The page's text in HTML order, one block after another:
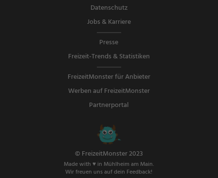
Datenschutz
Jobs & Karriere
Presse
Freizeit-Trends & Statistiken
FreizeitMonster für Anbieter
Werben auf FreizeitMonster
Partnerportal
© FreizeitMonster 2023
Made with ♥ in Mühlheim am Main.
Wir freuen uns auf dein Feedback!